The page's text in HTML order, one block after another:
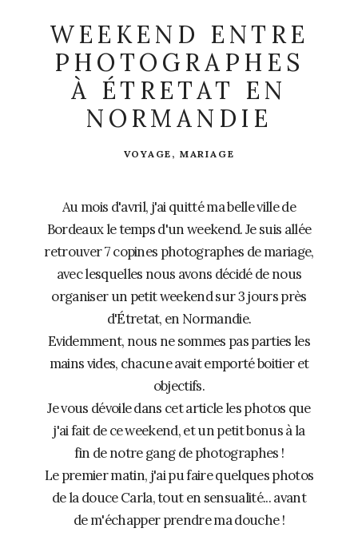
WEEKEND ENTRE
PHOTOGRAPHES
À ÉTRETAT EN
NORMANDIE
VOYAGE , MARIAGE
Au mois d'avril, j'ai quitté ma belle ville de
Bordeaux le temps d'un weekend. Je suis allée
retrouver 7 copines photographes de mariage,
avec lesquelles nous avons décidé de nous
organiser un petit weekend sur 3 jours près
d'Étretat, en Normandie.
Evidemment, nous ne sommes pas parties les
mains vides, chacune avait emporté boitier et
objectifs.
Je vous dévoile dans cet article les photos que
j'ai fait de ce weekend, et un petit bonus à la
fin de notre gang de photographes !
Le premier matin, j'ai pu faire quelques photos
de la douce Carla, tout en sensualité... avant
de m'échapper prendre ma douche !